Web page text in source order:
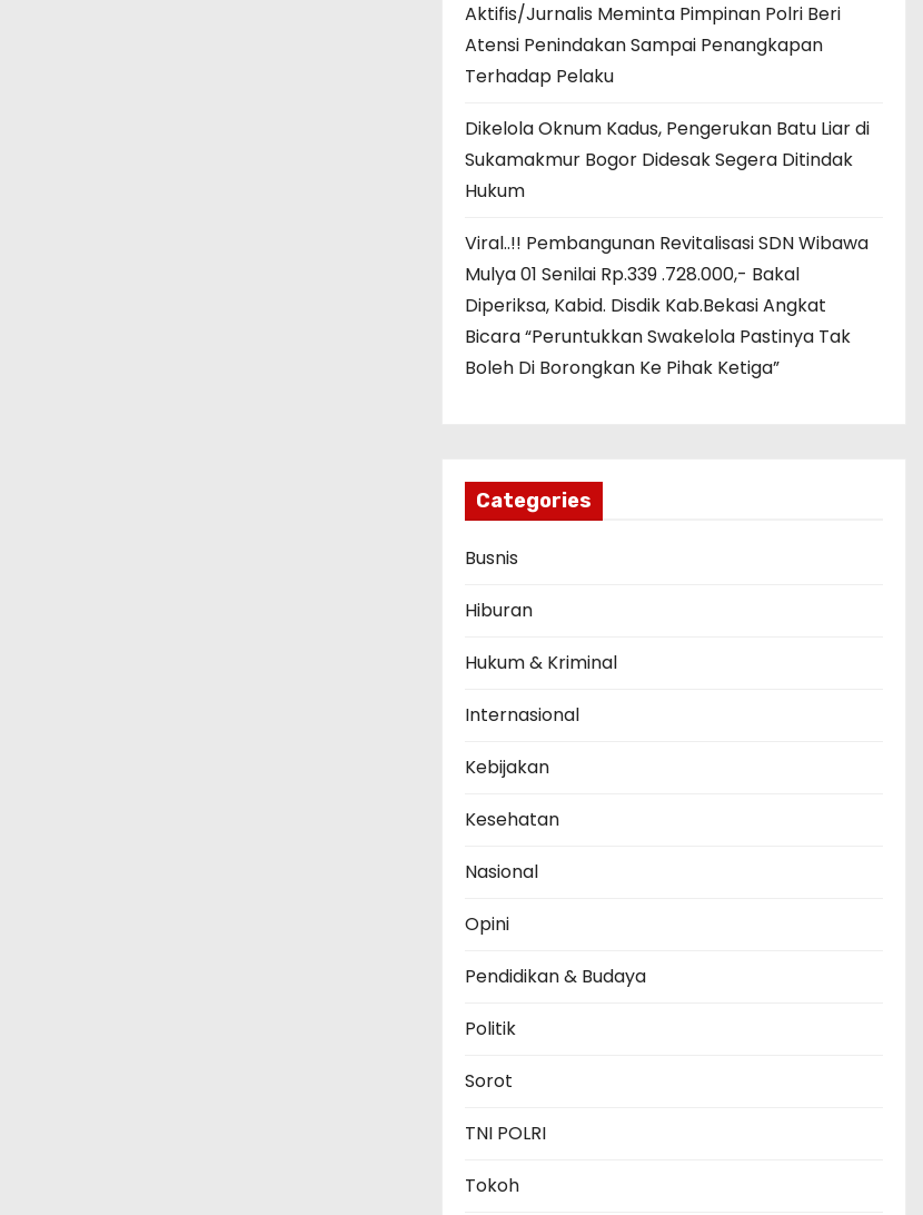
Aktifis/Jurnalis Meminta Pimpinan Polri Beri
Atensi Penindakan Sampai Penangkapan
Terhadap Pelaku
Dikelola Oknum Kadus, Pengerukan Batu Liar di
Sukamakmur Bogor Didesak Segera Ditindak
Hukum
Viral..!! Pembangunan Revitalisasi SDN Wibawa
Mulya 01 Senilai Rp.339 .728.000,- Bakal
Diperiksa, Kabid. Disdik Kab.Bekasi Angkat
Bicara “Peruntukkan Swakelola Pastinya Tak
Boleh Di Borongkan Ke Pihak Ketiga”
Categories
Busnis
Hiburan
Hukum & Kriminal
Internasional
Kebijakan
Kesehatan
Nasional
Opini
Pendidikan & Budaya
Politik
Sorot
TNI POLRI
Tokoh